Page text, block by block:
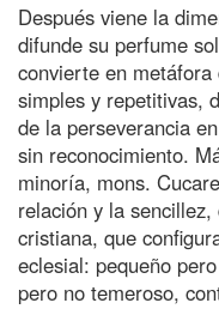
Después viene la
difunde su perfume
convierte en
simples y repetitivas,
de la perseverancia
sin reconocimiento.
minoría, mons.
relación y la
cristiana, que
eclesial: pequeño
pero no temeroso,